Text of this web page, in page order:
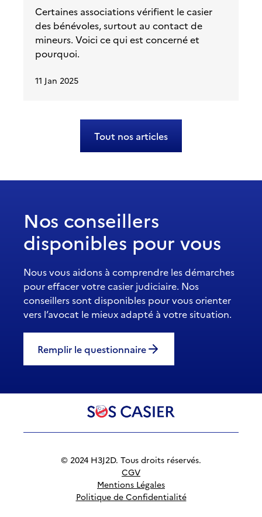
Certaines associations vérifient le casier
des bénévoles, surtout au contact de
mineurs. Voici ce qui est concerné et
pourquoi.
11 Jan 2025
Tout nos articles
Nos conseillers
disponibles pour vous
Nous vous aidons à comprendre les démarches
pour effacer votre casier judiciaire. Nos
conseillers sont disponibles pour vous orienter
vers l’avocat le mieux adapté à votre situation.
Remplir le questionnaire
© 2024 H3J2D. Tous droits réservés.
CGV
Mentions Légales
Politique de Confidentialité